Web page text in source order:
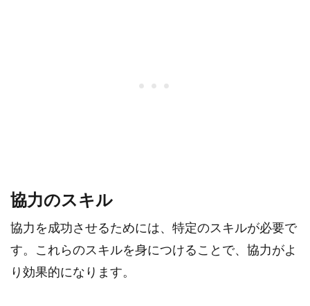
協力のスキル
協力を成功させるためには、特定のスキルが必要で
す。これらのスキルを身につけることで、協力がよ
り効果的になります。